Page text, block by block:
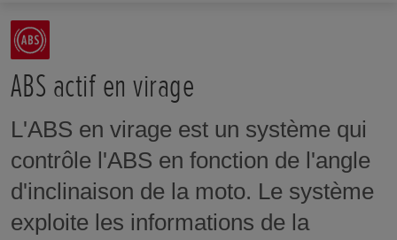
modèles, le niveau d'intervention du
contrôle de couple HSTC peut être
réglé selon les préférences du pilote
et les conditions de conduite. Ces
niveaux d'intervention s’intègrent
également aux modes de conduite
proposés.
ABS actif en virage
L'ABS en virage est un système qui
contrôle l'ABS en fonction de l'angle
d'inclinaison de la moto. Le système
exploite les informations de la